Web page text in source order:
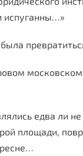
испуганны…»
едва ли
площади,